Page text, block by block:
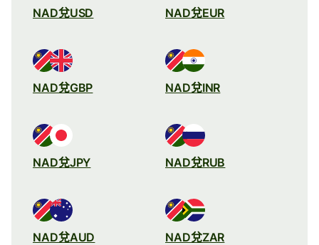
NAD兌USD NAD兌EUR
NAD兌GBP NAD兌INR
NAD兌JPY NAD兌RUB
NAD兌AUD NAD兌ZAR